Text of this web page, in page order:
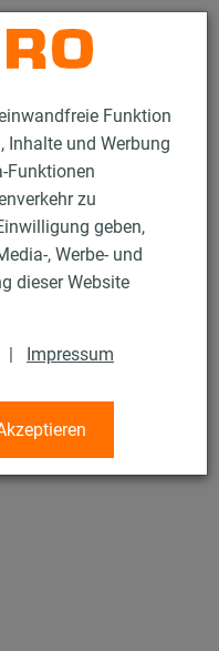
Funktion
Inhalte und Werbung
Funktionen
zu
geben,
, Werbe- und
dieser Website
| Impressum
Kontakt
x 4 mm für Profile